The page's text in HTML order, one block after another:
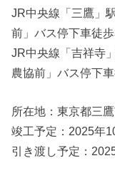
JR中央線「三鷹」
前」バス停下車徒
JR中央線「吉祥寺
農協前」バス停下車
所在地：東京都三
竣工予定：2025年
引き渡し予定：